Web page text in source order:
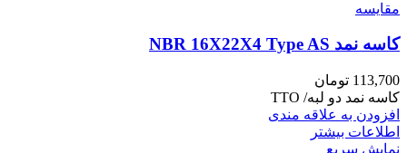
مقايسه
کاسه نمد NBR 16X22X4 Type AS
113,700 تومان
کاسه نمد دو لبه/ TTO
افزودن به علاقه مندی
اطلاعات بیشتر
نمایش سریع